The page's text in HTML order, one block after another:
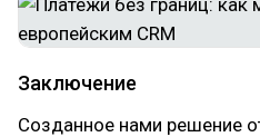
Заключение
Созданное нами решение